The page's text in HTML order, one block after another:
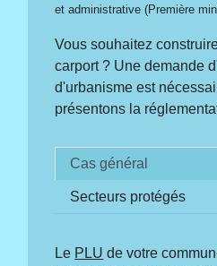
et administrative (Première
Vous souhaitez
carport ? Une demande
d'urbanisme est
présentons la
Cas général
Secteurs protégés
Le PLU de votre